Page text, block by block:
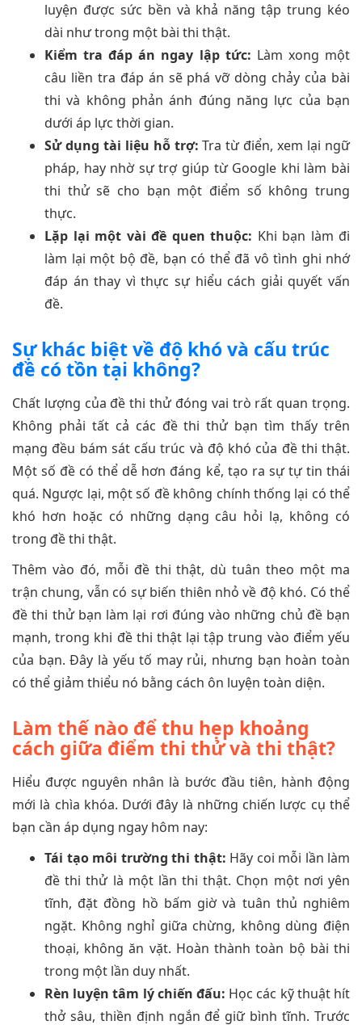
luyện được sức bền và khả năng tập trung kéo
dài như trong một bài thi thật.
Kiểm tra đáp án ngay lập tức: Làm xong một
câu liền tra đáp án sẽ phá vỡ dòng chảy của bài
thi và không phản ánh đúng năng lực của bạn
dưới áp lực thời gian.
Sử dụng tài liệu hỗ trợ: Tra từ điển, xem lại ngữ
pháp, hay nhờ sự trợ giúp từ Google khi làm bài
thi thử sẽ cho bạn một điểm số không trung
thực.
Lặp lại một vài đề quen thuộc: Khi bạn làm đi
làm lại một bộ đề, bạn có thể đã vô tình ghi nhớ
đáp án thay vì thực sự hiểu cách giải quyết vấn
đề.
Sự khác biệt về độ khó và cấu trúc
đề có tồn tại không?
Chất lượng của đề thi thử đóng vai trò rất quan trọng.
Không phải tất cả các đề thi thử bạn tìm thấy trên
mạng đều bám sát cấu trúc và độ khó của đề thi thật.
Một số đề có thể dễ hơn đáng kể, tạo ra sự tự tin thái
quá. Ngược lại, một số đề không chính thống lại có thể
khó hơn hoặc có những dạng câu hỏi lạ, không có
trong đề thi thật.
Thêm vào đó, mỗi đề thi thật, dù tuân theo một ma
trận chung, vẫn có sự biến thiên nhỏ về độ khó. Có thể
đề thi thử bạn làm lại rơi đúng vào những chủ đề bạn
mạnh, trong khi đề thi thật lại tập trung vào điểm yếu
của bạn. Đây là yếu tố may rủi, nhưng bạn hoàn toàn
có thể giảm thiểu nó bằng cách ôn luyện toàn diện.
Làm thế nào để thu hẹp khoảng
cách giữa điểm thi thử và thi thật?
Hiểu được nguyên nhân là bước đầu tiên, hành động
mới là chìa khóa. Dưới đây là những chiến lược cụ thể
bạn cần áp dụng ngay hôm nay:
Tái tạo môi trường thi thật: Hãy coi mỗi lần làm
đề thi thử là một lần thi thật. Chọn một nơi yên
tĩnh, đặt đồng hồ bấm giờ và tuân thủ nghiêm
ngặt. Không nghỉ giữa chừng, không dùng điện
thoại, không ăn vặt. Hoàn thành toàn bộ bài thi
trong một lần duy nhất.
Rèn luyện tâm lý chiến đấu: Học các kỹ thuật hít
thở sâu, thiền định ngắn để giữ bình tĩnh. Trước